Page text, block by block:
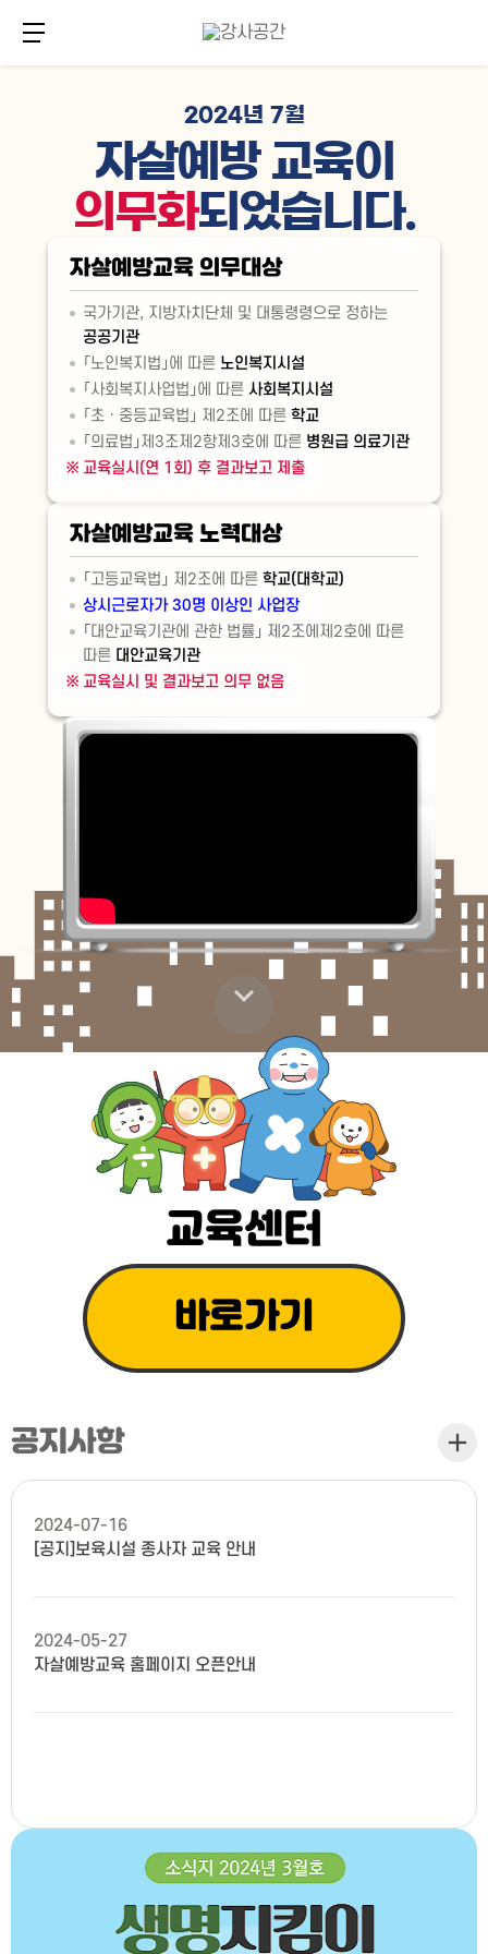
바
로
메뉴 버튼
2024년 7월
자살예방 교육이
의무화되었습니다.
자살예방교육 의무대상
국가기관, 지방자치단체 및 대통령령으로 정하는
공공기관
「노인복지법」에 따른 노인복지시설
「사회복지사업법」에 따른 사회복지시설
「초ㆍ중등교육법」 제2조에 따른 학교
「의료법」제3조제2항제3호에 따른 병원급 의료기관
교육실시(연 1회) 후 결과보고 제출
자살예방교육 노력대상
「고등교육법」 제2조에 따른 학교(대학교)
상시근로자가 30명 이상인 사업장
「대안교육기관에 관한 법률」 제2조에제2호에 따른
따른 대안교육기관
교육실시 및 결과보고 의무 없음
스크롤 내리기
교육센터
바로가기
공지사항 더보기
[공지]보육시설 종사자 교육 안내
2024-07-16
자살예방교육 홈페이지 오픈안내
2024-05-27